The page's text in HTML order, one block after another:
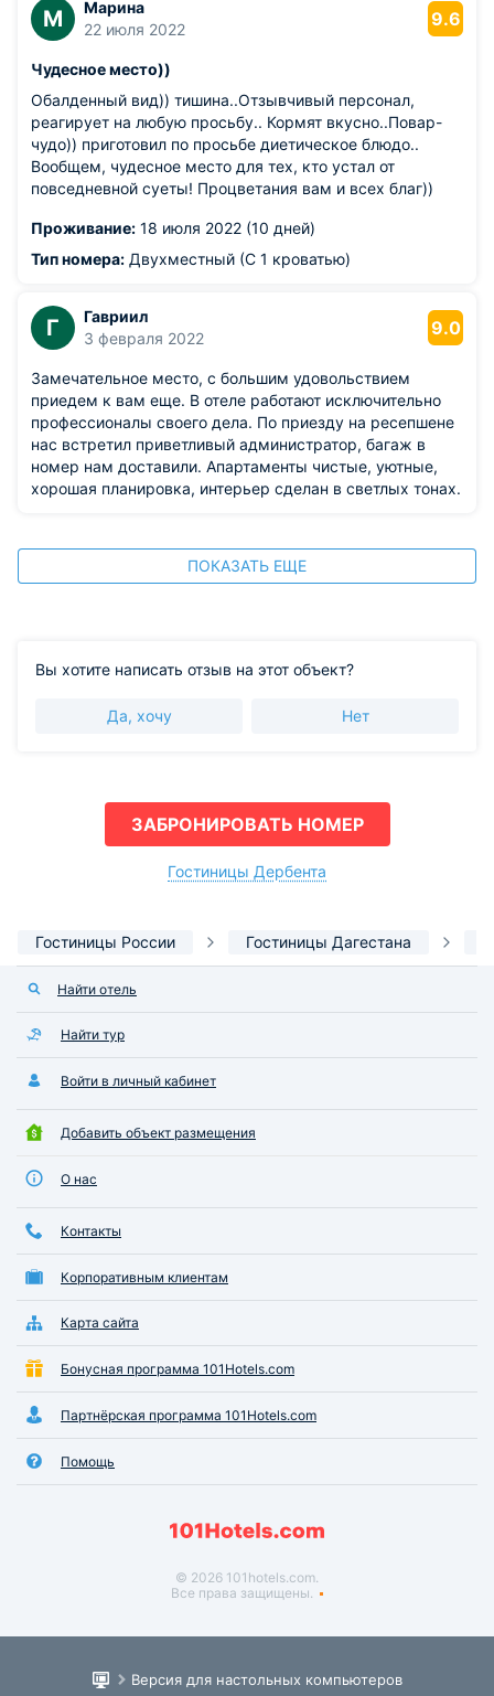
поставить, не хватало всем, одну и ту же заварку
заново заливали кипятком, это уже не чай...
М
Марина
22 июля 2022
9.6
Чудесное место))
Обалденный вид)) тишина..Отзывчивый персонал,
реагирует на любую просьбу.. Кормят вкусно..Повар-
чудо)) приготовил по просьбе диетическое блюдо..
Вообщем, чудесное место для тех, кто устал от
повседневной суеты! Процветания вам и всех благ))
Проживание: 18 июля 2022 (10 дней)
Тип номера: Двухместный (С 1 кроватью)
Г
Гавриил
3 февраля 2022
9.0
Замечательное место, с большим удовольствием
приедем к вам еще. В отеле работают исключительно
профессионалы своего дела. По приезду на ресепшене
нас встретил приветливый администратор, багаж в
номер нам доставили. Апартаменты чистые, уютные,
хорошая планировка, интерьер сделан в светлых тонах.
ПОКАЗАТЬ ЕЩЕ
Вы хотите написать отзыв на этот объект?
Да, хочу Нет
ЗАБРОНИРОВАТЬ НОМЕР
Гостиницы Дербента
Гостиницы России Гостиницы Дагестана
Найти отель
Найти тур
Войти в личный кабинет
Добавить объект размещения
О нас
Контакты
Корпоративным клиентам
Карта сайта
Бонусная программа 101Hotels.com
Партнёрская программа 101Hotels.com
Помощь
© 2026 101hotels.com.
Все права защищены.
Версия для настольных компьютеров